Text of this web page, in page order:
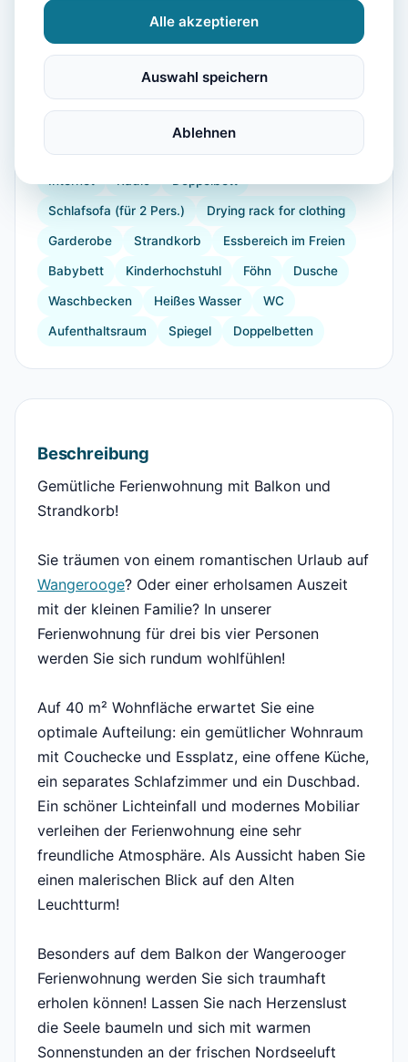
Ausstattung
Kühlschrank
Schlafsofa (für 2 Pers.) Drying rack for clothing
Garderobe Strandkorb Essbereich im Freien
Babybett Kinderhochstuhl Föhn Dusche
Waschbecken Heißes Wasser WC
Aufenthaltsraum Spiegel Doppelbetten
Beschreibung
Gemütliche Ferienwohnung mit Balkon und
Strandkorb!
Sie träumen von einem romantischen Urlaub auf
Wangerooge? Oder einer erholsamen Auszeit
mit der kleinen Familie? In unserer
Ferienwohnung für drei bis vier Personen
werden Sie sich rundum wohlfühlen!
Auf 40 m² Wohnfläche erwartet Sie eine
optimale Aufteilung: ein gemütlicher Wohnraum
mit Couchecke und Essplatz, eine offene Küche,
ein separates Schlafzimmer und ein Duschbad.
Ein schöner Lichteinfall und modernes Mobiliar
verleihen der Ferienwohnung eine sehr
freundliche Atmosphäre. Als Aussicht haben Sie
einen malerischen Blick auf den Alten
Leuchtturm!
Besonders auf dem Balkon der Wangerooger
Ferienwohnung werden Sie sich traumhaft
erholen können! Lassen Sie nach Herzenslust
die Seele baumeln und sich mit warmen
Sonnenstunden an der frischen Nordseeluft
Alle akzeptieren
Auswahl speichern
Ablehnen